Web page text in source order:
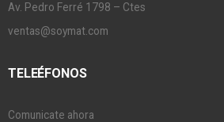
Av. Pedro Ferré 1798 – Ctes
ventas@soymat.com
TELEÉFONOS
Comunicate ahora